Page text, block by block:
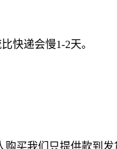
快递会慢1-2天。
买我们只提供款到发